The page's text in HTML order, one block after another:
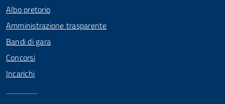
Albo pretorio
Amministrazione trasparente
Bandi di gara
Concorsi
Incarichi